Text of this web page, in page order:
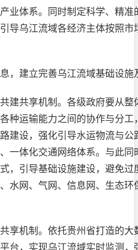
业体系。同时制定科学、精
导乌江流域各经济主体按照
，建立完善乌江流域基础设
建共享机制。各级政府要从
种运输能力之间的协作与分
建设，强化引导水运物流与
一体化交通网络体系。与此
，引导基础设施建设，避免
水网、气网、信息网、生态
享机制。依托贵州省打造的
台，实现乌江流域实时监测